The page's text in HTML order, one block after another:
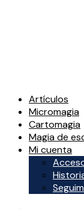
Artículos
Micromagia
Cartomagia
Magia de
Mi cuenta